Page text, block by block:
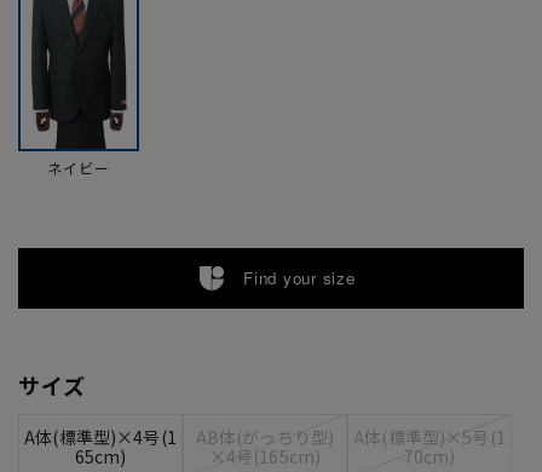
ネイビー
Find your size
サイズ
A体(標準型)×4号(1
65cm)
AB体(がっちり型)
×4号(165cm)
A体(標準型)×5号(1
70cm)